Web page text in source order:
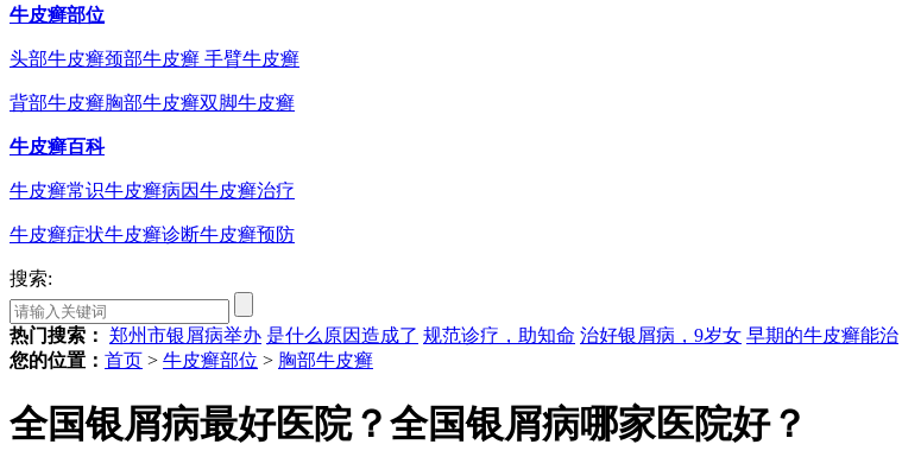
牛皮癣部位
头部牛皮癣颈部牛皮癣 手臂牛皮癣
背部牛皮癣胸部牛皮癣双脚牛皮癣
牛皮癣百科
牛皮癣常识牛皮癣病因牛皮癣治疗
牛皮癣症状牛皮癣诊断牛皮癣预防
搜索:
热门搜索： 郑州市银屑病举办 是什么原因造成了 规范诊疗，助知命 治好银屑病，9岁女 早期的牛皮癣能治
您的位置： 首页 > 牛皮癣部位 > 胸部牛皮癣
全国银屑病最好医院？全国银屑病哪家医院好？